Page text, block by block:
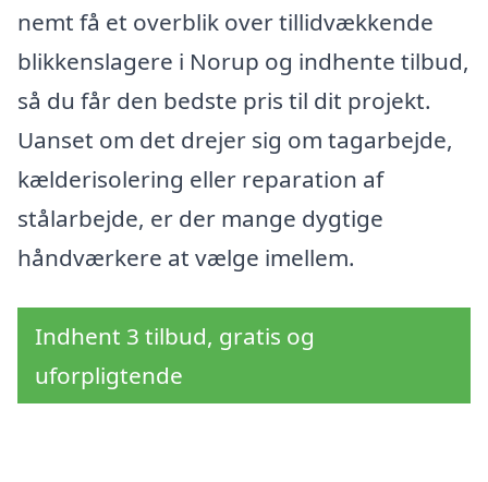
nemt få et overblik over tillidvækkende
blikkenslagere i Norup og indhente tilbud,
så du får den bedste pris til dit projekt.
Uanset om det drejer sig om tagarbejde,
kælderisolering eller reparation af
stålarbejde, er der mange dygtige
håndværkere at vælge imellem.
Indhent 3 tilbud, gratis og
uforpligtende